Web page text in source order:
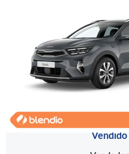
Anterior
Vendido